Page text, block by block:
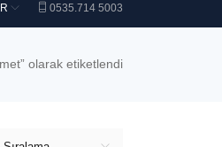
0535.714 5003
olarak etiketlendi